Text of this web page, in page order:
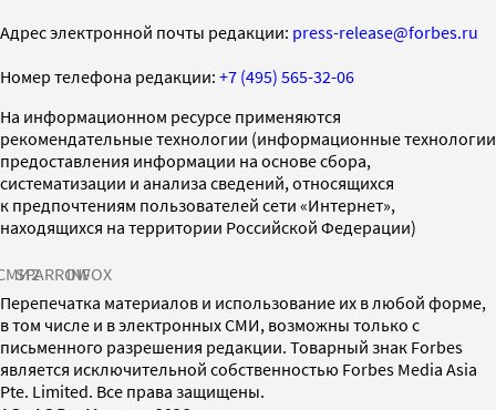
Адрес электронной почты редакции: press-release@forbes.ru
Номер телефона редакции: +7 (495) 565-32-06
На информационном ресурсе применяются
рекомендательные технологии (информационные технологии
предоставления информации на основе сбора,
систематизации и анализа сведений, относящихся
к предпочтениям пользователей сети «Интернет»,
находящихся на территории Российской Федерации)
SPARROWINFOX
Перепечатка материалов и использование их в любой форме,
в том числе и в электронных СМИ, возможны только с
письменного разрешения редакции. Товарный знак Forbes
является исключительной собственностью Forbes Media Asia
Pte. Limited. Все права защищены.